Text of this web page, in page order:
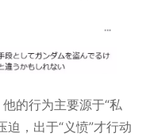
的行为主要源于“私
迫，出于“义愤”才行动